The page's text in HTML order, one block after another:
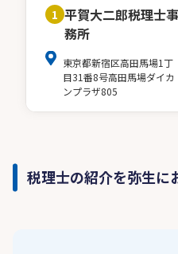
1 平賀大二郎税理士事
務所
東京都新宿区高田馬場1丁
目31番8号高田馬場ダイカ
ンプラザ805
税理士の紹介を弥生に